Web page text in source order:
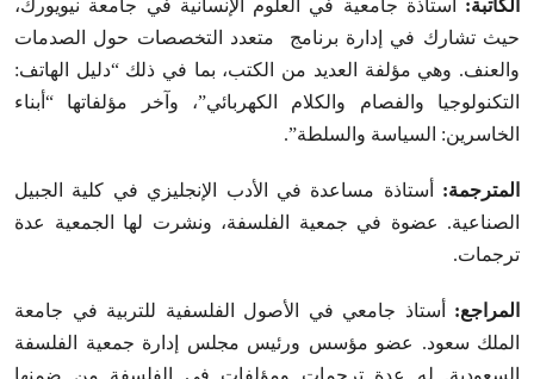
الكاتبة: أستاذة جامعية في العلوم الإنسانية في جامعة نيويورك،
حيث تشارك في إدارة برنامج متعدد التخصصات حول الصدمات
والعنف. وهي مؤلفة العديد من الكتب، بما في ذلك “دليل الهاتف:
التكنولوجيا والفصام والكلام الكهربائي”، وآخر مؤلفاتها “أبناء
الخاسرين: السياسة والسلطة”.
المترجمة:
أستاذة مساعدة في الأدب الإنجليزي في كلية الجبيل
الصناعية. عضوة في جمعية الفلسفة، ونشرت لها الجمعية عدة
ترجمات.
المراجع: أستاذ جامعي في الأصول الفلسفية للتربية في جامعة
الملك سعود. عضو مؤسس ورئيس مجلس إدارة جمعية الفلسفة
السعودية. له عدة ترجمات ومؤلفات في الفلسفة من ضمنها